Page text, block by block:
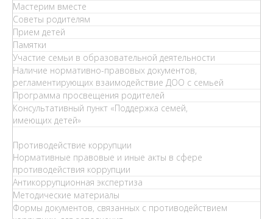
Мастерим вместе
Советы родителям
Прием детей
Памятки
Участие семьи в образовательной деятельности
Наличие нормативно-правовых документов,
регламентирующих взаимодействие ДОО с семьей
Программа просвещения родителей
Консультативный пункт «Поддержка семей,
имеющих детей»
Противодействие коррупции
Нормативные правовые и иные акты в сфере
противодействия коррупции
Антикоррупционная экспертиза
Методические материалы
Формы документов, связанных с противодействием